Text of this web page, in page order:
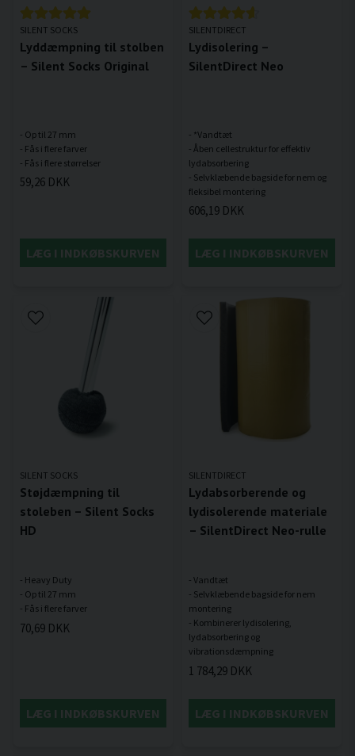
SILENT SOCKS
Lyddæmpning til stolben
– Silent Socks Original
- Op til 27 mm
- Fås i flere farver
59,26 DKK
LÆG I INDKØBSKURVEN
SILENTDIRECT
Lydisolering –
SilentDirect Neo
- *Vandtæt
- Åben cellestruktur for effektiv
lydabsorbering
- Selvklæbende bagside for nem og
606,19 DKK
LÆG I INDKØBSKURVEN
SILENT SOCKS
Støjdæmpning til
stoleben – Silent Socks
HD
- Heavy Duty
- Op til 27 mm
70,69 DKK
LÆG I INDKØBSKURVEN
SILENTDIRECT
Lydabsorberende og
lydisolerende materiale
– SilentDirect Neo-rulle
- Vandtæt
- Selvklæbende bagside for nem
montering
- Kombinerer lydisolering,
lydabsorbering og
1 784,29 DKK
LÆG I INDKØBSKURVEN